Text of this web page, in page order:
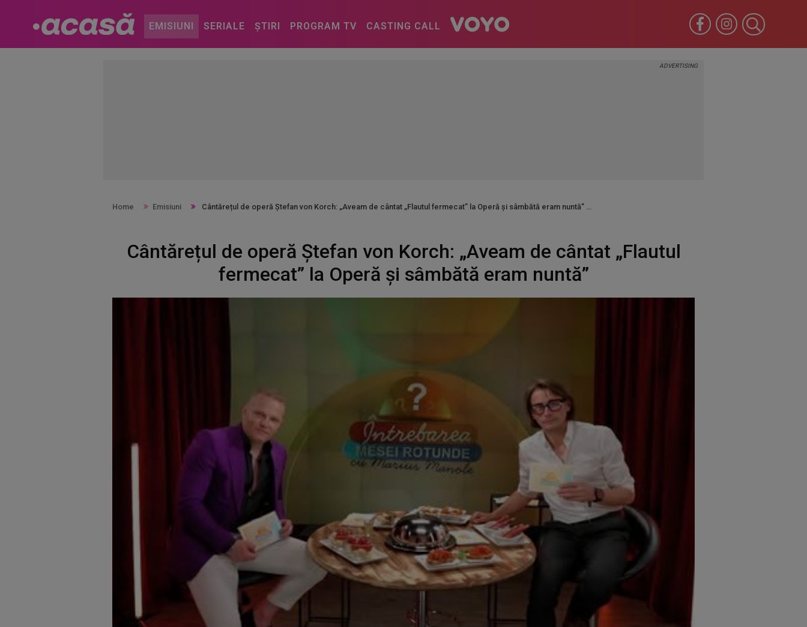
EMISIUNI SERIALE ȘTIRI PROGRAM TV CASTING CALL
Home Emisiuni Cântărețul de operă Ștefan von Korch: „Aveam de cântat „Flautul fermecat” la Operă și sâmbătă eram nuntă”
Cântărețul de operă Ștefan von Korch: „Aveam de cântat „Flautul
fermecat” la Operă și sâmbătă eram nuntă”